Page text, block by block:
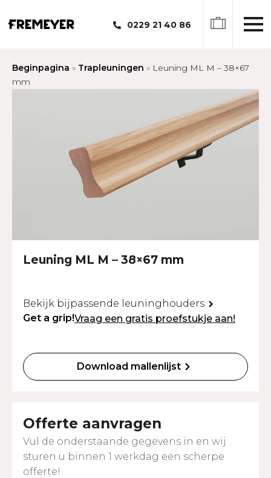
0229 21 40 86
Beginpagina » Trapleuningen » Leuning ML M – 38×67
mm
Leuning ML M – 38×67 mm
Bekijk bijpassende leuninghouders
Get a grip!Vraag een gratis proefstukje aan!
Download mallenlijst
Offerte aanvragen
Vul de onderstaande gegevens in en wij
sturen u binnen 1 werkdag een scherpe
offerte!